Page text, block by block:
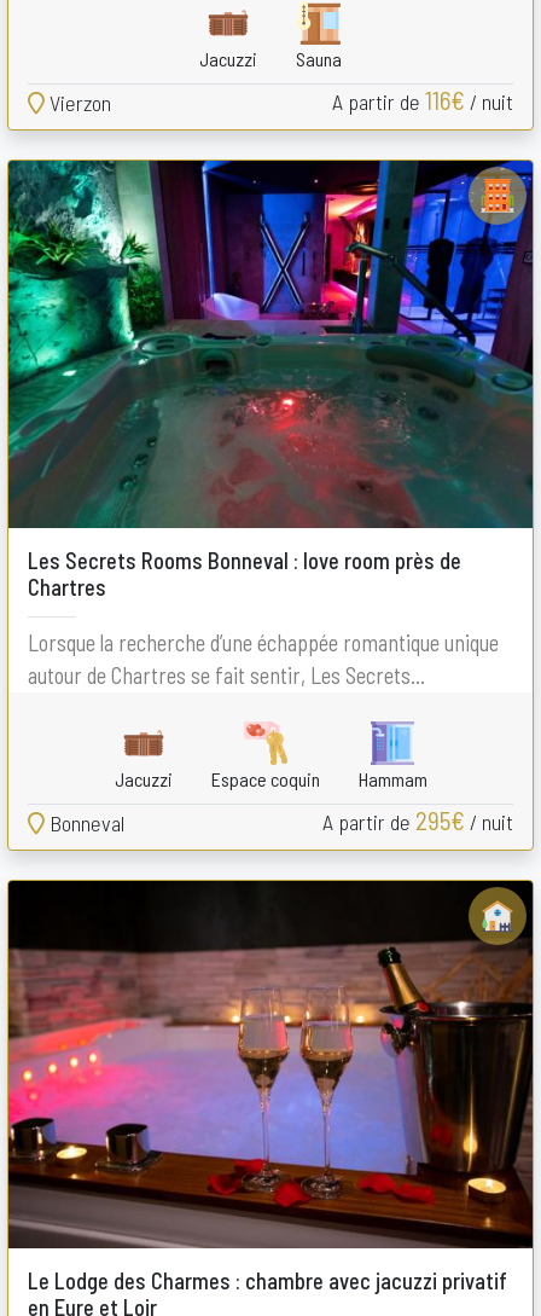
Jacuzzi Sauna
Vierzon A partir de 116€ / nuit
Les Secrets Rooms Bonneval : love room près de
Chartres
Lorsque la recherche d’une échappée romantique unique
autour de Chartres se fait sentir, Les Secrets...
Jacuzzi Espace coquin Hammam
Bonneval A partir de 295€ / nuit
Le Lodge des Charmes : chambre avec jacuzzi privatif
en Eure et Loir